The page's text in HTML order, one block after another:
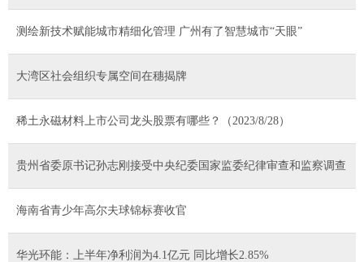
测绘新技术赋能城市精细化管理 广州有了智慧城市“天眼”
大湾区社会组织专属空间在穗揭牌
稀土永磁材料上市公司龙头股票有哪些？（2023/8/28）
贵州省委原书记孙志刚接受中央纪委国家监委纪律审查和监察调查
海南省青少年高尔夫球锦标赛收官
华光环能：上半年净利润为4.1亿元 同比增长2.85%